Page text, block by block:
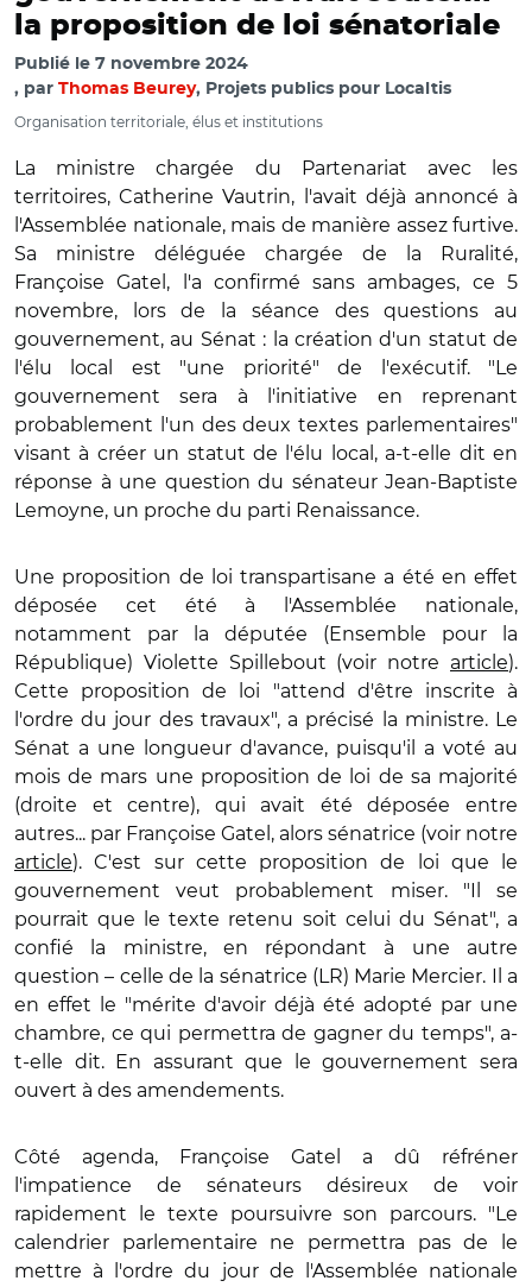
la proposition de loi sénatoriale
Publié le 7 novembre 2024
par Thomas Beurey, Projets publics pour Localtis
Organisation territoriale, élus et institutions
La ministre chargée du Partenariat avec les
territoires, Catherine Vautrin, l'avait déjà annoncé à
l'Assemblée nationale, mais de manière assez furtive.
Sa ministre déléguée chargée de la Ruralité,
Françoise Gatel, l'a confirmé sans ambages, ce 5
novembre, lors de la séance des questions au
gouvernement, au Sénat : la création d'un statut de
l'élu local est "une priorité" de l'exécutif. "Le
gouvernement sera à l'initiative en reprenant
probablement l'un des deux textes parlementaires"
visant à créer un statut de l'élu local, a-t-elle dit en
réponse à une question du sénateur Jean-Baptiste
Lemoyne, un proche du parti Renaissance.
Une proposition de loi transpartisane a été en effet
déposée cet été à l'Assemblée nationale,
notamment par la députée (Ensemble pour la
République) Violette Spillebout (voir notre article).
Cette proposition de loi "attend d'être inscrite à
l'ordre du jour des travaux", a précisé la ministre. Le
Sénat a une longueur d'avance, puisqu'il a voté au
mois de mars une proposition de loi de sa majorité
(droite et centre), qui avait été déposée entre
autres... par Françoise Gatel, alors sénatrice (voir notre
article). C'est sur cette proposition de loi que le
gouvernement veut probablement miser. "Il se
pourrait que le texte retenu soit celui du Sénat", a
confié la ministre, en répondant à une autre
question – celle de la sénatrice (LR) Marie Mercier. Il a
en effet le "mérite d'avoir déjà été adopté par une
chambre, ce qui permettra de gagner du temps", a-
t-elle dit. En assurant que le gouvernement sera
ouvert à des amendements.
Côté agenda, Françoise Gatel a dû réfréner
l'impatience de sénateurs désireux de voir
rapidement le texte poursuivre son parcours. "Le
calendrier parlementaire ne permettra pas de le
mettre à l'ordre du jour de l'Assemblée nationale